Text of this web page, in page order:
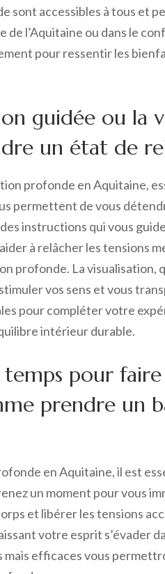
sont accessibles à tous et
de l’Aquitaine ou dans le
pour ressentir les
guidée ou la
un état de
profonde en Aquitaine,
permettent de vous
instructions qui vous
à relâcher les tensions
profonde. La visualisation,
vos sens et vous
pour compléter votre
intérieur durable.
pour
prendre un
en Aquitaine, il est
un moment pour vous
et libérer les tensions
votre esprit s’évader
mais efficaces vous